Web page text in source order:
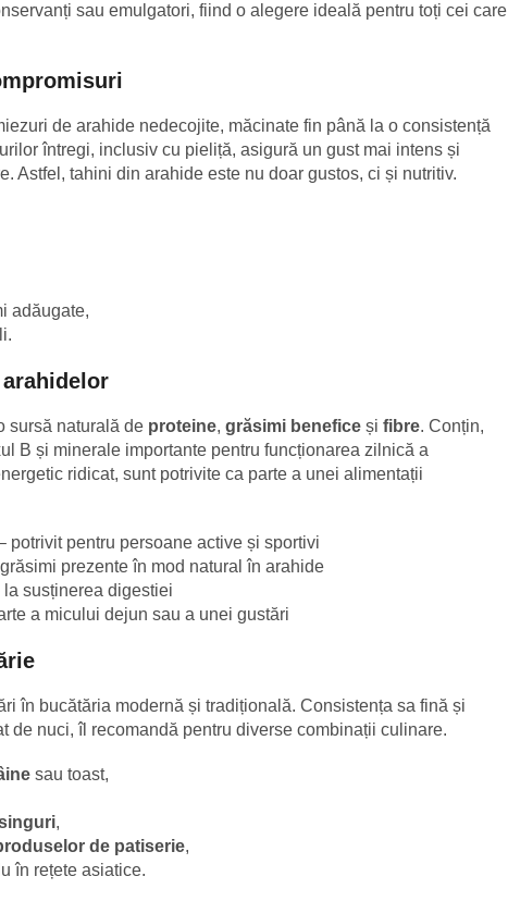
sau emulgatori, fiind o alegere ideală pentru toți cei care
de arahide nedecojite, măcinate fin până la o consistență
întregi, inclusiv cu pieliță, asigură un gust mai intens și
Astfel, tahini din arahide este nu doar gustos, ci și nutritiv.
adăugate,
sursă naturală de proteine, grăsimi benefice și fibre. Conțin,
B și minerale importante pentru funcționarea zilnică a
ridicat, sunt potrivite ca parte a unei alimentații
potrivit pentru persoane active și sportivi
prezente în mod natural în arahide
susținerea digestiei
a micului dejun sau a unei gustări
în bucătăria modernă și tradițională. Consistența sa fină și
de nuci, îl recomandă pentru diverse combinații culinare.
sau toast,
,
de patiserie,
în rețete asiatice.